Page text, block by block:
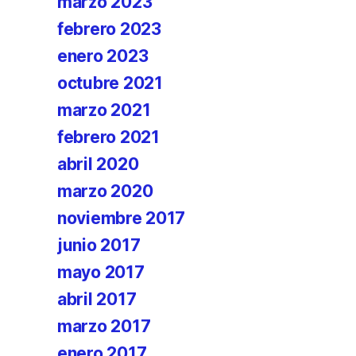
febrero 2023
enero 2023
octubre 2021
marzo 2021
febrero 2021
abril 2020
marzo 2020
noviembre 2017
junio 2017
mayo 2017
abril 2017
marzo 2017